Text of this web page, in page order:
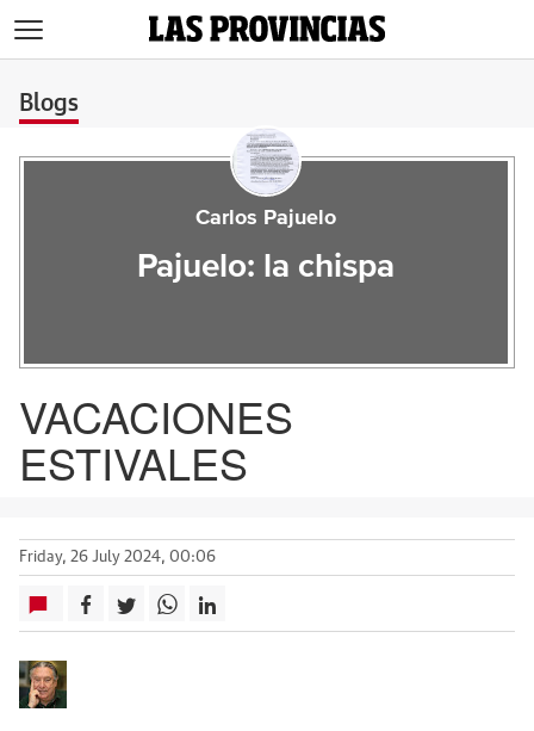
Blogs
Carlos Pajuelo
Pajuelo: la chispa
VACACIONES
ESTIVALES
Friday, 26 July 2024, 00:06